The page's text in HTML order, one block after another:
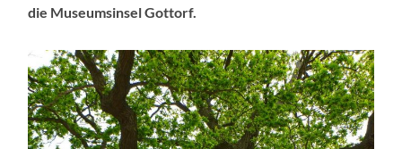
die Museumsinsel Gottorf.